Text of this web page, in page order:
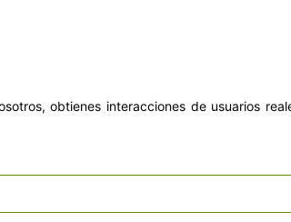
obtienes interacciones de usuarios